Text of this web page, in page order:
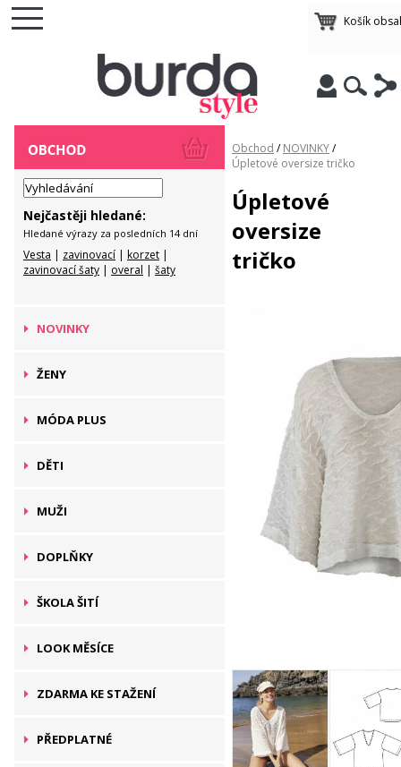
Košík
Nejčastěji hledané:
Hledané výrazy za posledních 14 dní
Vesta | zavinovací | korzet |
zavinovací šaty | overal | šaty
NOVINKY
ŽENY
MÓDA PLUS
DĚTI
MUŽI
DOPLŇKY
ŠKOLA ŠITÍ
LOOK MĚSÍCE
ZDARMA KE STAŽENÍ
PŘEDPLATNÉ
Obchod / NOVINKY/
Úpletové oversize tričko
Úpletové
oversize
tričko